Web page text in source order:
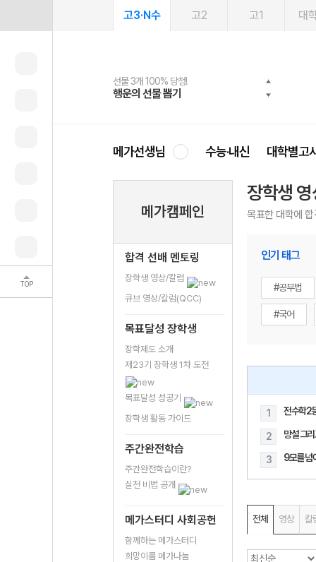
TOP
고3·N수 고2 고1 대
선물 3개 100% 당첨!
행운의 선물 뽑기
선물 100% 증정!
메가스터디 X 올리브
2027 러셀 단과
강사 공개선발
스마트러닝앱
설문 EVENT
메가패스
3일 무료 체험권
메가패스 수강생 무료혜택!
메가클럽 멤버십
사회공헌 캠페인
희망이룸 메가나눔
메가선생님 수능·내신 대학별고
메가캠페인
합격 선배 멘토링
장학생 영상/칼럼
큐브 영상/칼럼(QCC)
목표달성 장학생
장학제도 소개
제23기 장학생 1차 도전
목표달성 성공기
장학생 활동 가이드
주간완전학습
주간완전학습이란?
실천 비법 공개
메가스터디 사회공헌
함께하는 메가스터디
희망이룸 메가나눔
장학생
목표한 대학에
인기 태그
#공부법
#국어
1 전수학2
2 망설 그
3 9모를 넘
전체 영상 칼